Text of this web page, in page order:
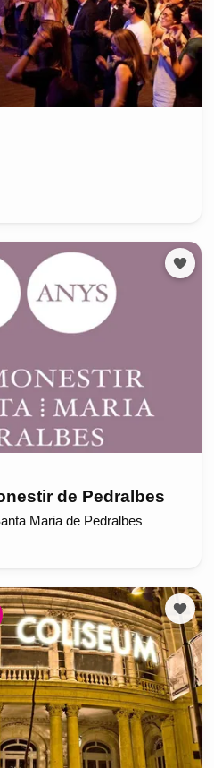
de Pedralbes
Maria de Pedralbes